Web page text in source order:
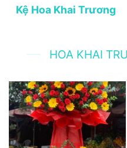
Kệ Hoa Khai Trương
HOA KHAI